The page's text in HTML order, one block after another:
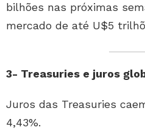
bilhões nas próximas
mercado de até U$5
3- Treasuries e juros
Juros das Treasuries
4,43%.